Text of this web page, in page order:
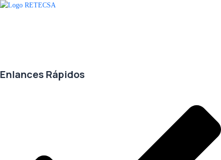
Enlances Rápidos